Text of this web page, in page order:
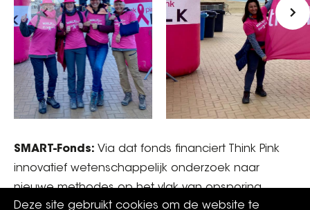
SMART-Fonds: Via dat fonds financiert Think Pink
innovatief wetenschappelijk onderzoek naar
nieuwe methodes op het vlak van opsporing,
behandeling en nazorg van borstkanker
Deze site gebruikt cookies om de website te